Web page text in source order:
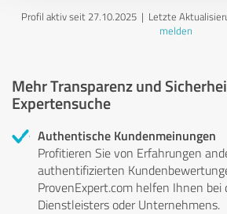
Profil aktiv seit 27.10.2025 | Letzte
melden
Mehr Transparenz und
Expertensuche
Authentische Kundenmeinungen
Profitieren Sie von Erfahrungen
authentifizierten
ProvenExpert.com helfen Ihnen bei
Dienstleisters oder Unternehmens.